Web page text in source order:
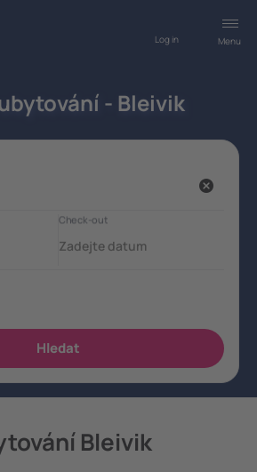
Menu
Log in
- Bleivik
Bleivik